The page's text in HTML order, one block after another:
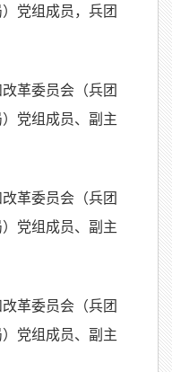
党组成员，兵团
革委员会（兵团
党组成员、副主
革委员会（兵团
党组成员、副主
革委员会（兵团
党组成员、副主